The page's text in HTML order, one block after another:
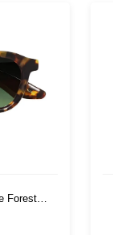
Forest